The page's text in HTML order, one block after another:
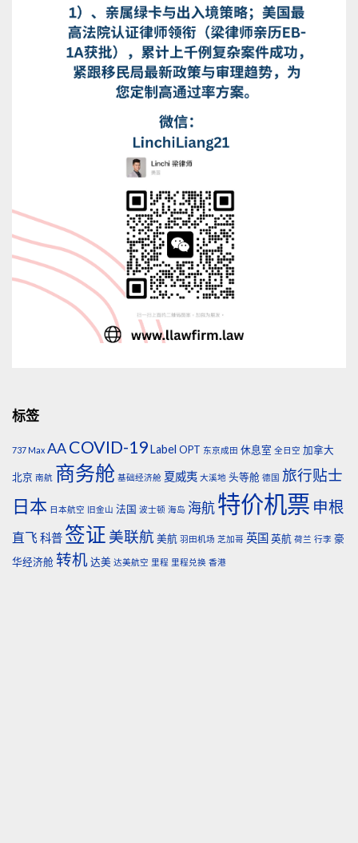
标签
737 Max AACOVID-19Label OPT 东京成田 休息室 全日空 加拿大
北京 南航 商务舱 基础经济舱 夏威夷 大溪地 头等舱 德国 旅行贴士
日本 日本航空 旧金山 法国 波士顿 海岛 海航特价机票 申根
直飞 科普 签证 美联航 美航 羽田机场 芝加哥 英国 英航 荷兰 行李 豪
华经济舱 转机达美 达美航空 里程 里程兑换 香港